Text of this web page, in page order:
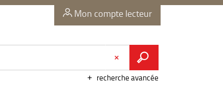
Mon compte lecteur
recherche avancée